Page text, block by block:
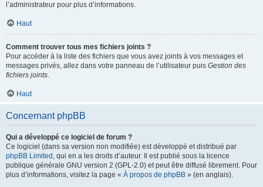
l’administrateur pour plus d’informations.
Haut
Comment trouver tous mes fichiers joints ?
Pour accéder à la liste des fichiers que vous avez joints à vos messages et
messages privés, allez dans votre panneau de l’utilisateur puis Gestion des
fichiers joints.
Haut
Concernant phpBB
Qui a développé ce logiciel de forum ?
Ce logiciel (dans sa version non modifiée) est développé et distribué par
phpBB Limited , qui en a les droits d’auteur. Il est publié sous la licence
publique générale GNU version 2 (GPL-2.0) et peut être diffusé librement. Pour
plus d’informations, visitez la page « À propos de phpBB » (en anglais).